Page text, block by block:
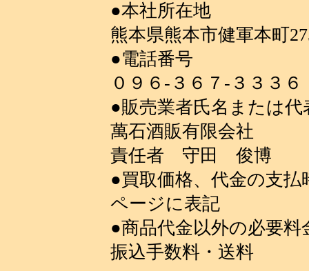
●本社所在地
熊本県熊本市健軍本町
●電話番号
０９６-３６７-３３３６
●販売業者氏名または代
萬石酒販有限会社
責任者 守田 俊博
●買取価格、代金の支払
ページに表記
●商品代金以外の必要料
振込手数料・送料